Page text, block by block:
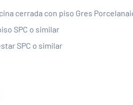
cerrada con piso Gres
SPC o similar
SPC o similar